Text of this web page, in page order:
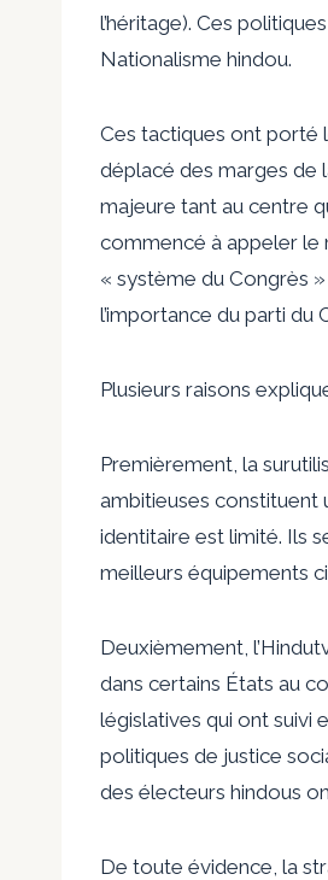
l’héritage). Ces
Nationalisme hindou.
Ces tactiques ont porté
déplacé des marges de
majeure tant au centre
commencé à appeler le
« système du Congrès
l’importance du parti du
Plusieurs raisons
Premièrement, la
ambitieuses constituent
identitaire est limité. Ils
meilleurs équipements
Deuxièmement,
dans certains États au
législatives qui ont suivi
politiques de justice
des électeurs hindous
De toute évidence, la